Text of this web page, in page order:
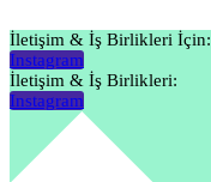
İletişim & İş Birlikleri İçin:
Instagram
İletişim & İş Birlikleri:
Instagram